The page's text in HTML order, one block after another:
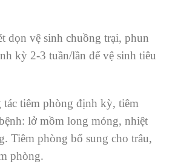
dọn vệ sinh chuồng trại, phun
kỳ 2-3 tuần/lần để vệ sinh tiêu
tác tiêm phòng định kỳ, tiêm
lở mồm long móng, nhiệt
Tiêm phòng bổ sung cho trâu,
phòng.